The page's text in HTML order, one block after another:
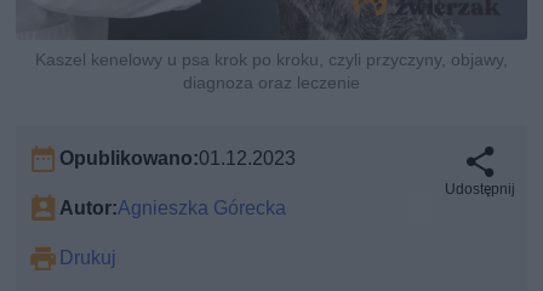
Kaszel kenelowy u psa krok po kroku, czyli przyczyny, objawy,
diagnoza oraz leczenie
Opublikowano:01.12.2023
Autor:Agnieszka Górecka
Drukuj
Udostępnij